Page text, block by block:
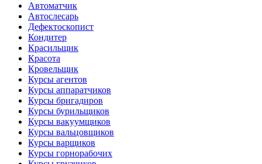
Автоматчик
Автослесарь
Дефектоскопист
Кондитер
Красильщик
Красота
Кровельщик
Курсы агентов
Курсы аппаратчиков
Курсы бригадиров
Курсы бурильщиков
Курсы вакуумщиков
Курсы вальцовщиков
Курсы варщиков
Курсы горнорабочих